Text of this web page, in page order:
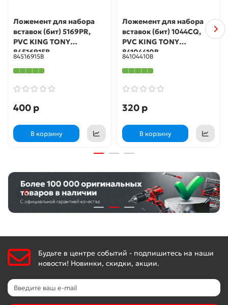
Ложемент для набора
вставок (бит) 5169PR,
PVC KING TONY
84516915B
84516915B
400 р
В корзину
Ложемент для набора
вставок (бит) 1044CQ,
PVC KING TONY
84104410B
84104410B
320 р
В корзину
Будьте в центре событий - подпишитесь на наши
новости! Новинки, скидки, акции.